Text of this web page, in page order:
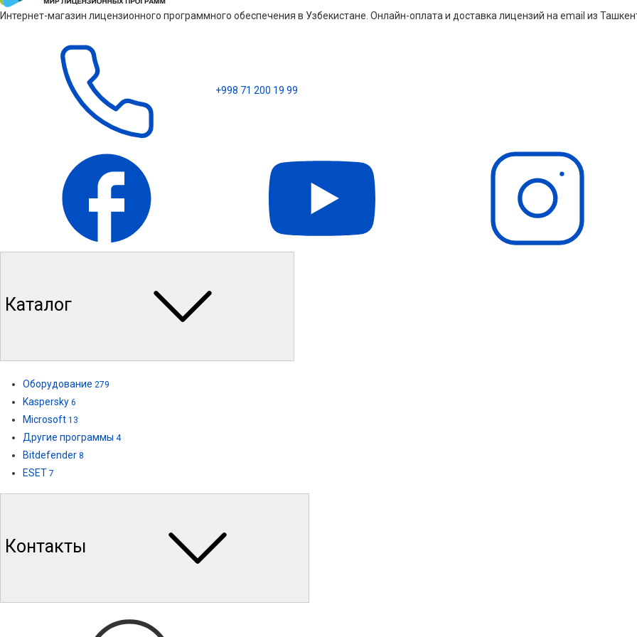
Интернет-магазин лицензионного программного обеспечения в Узбекистане. Онлайн-оплата и доставка лицензий на email из
+998 71 200 19 99
Каталог
Оборудование 279
Kaspersky 6
Microsoft 13
Другие программы 4
Bitdefender 8
ESET 7
Контакты